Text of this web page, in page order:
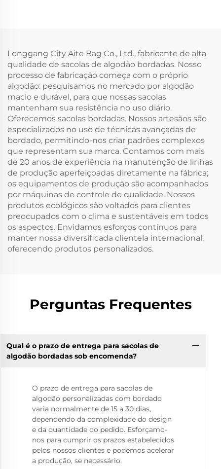
Publicidade
Transferência Térmica
para Presente
Longgang City Aite Bag Co., Ltd., fabricante de alta
qualidade de sacolas de algodão bordadas. Nosso
processo de fabricação começa com o próprio
algodão: pesquisamos no mercado por algodão
macio e durável, para que nossas sacolas
mantenham sua resistência no uso diário.
Oferecemos sacolas bordadas. Nossos artesãos são
especializados no uso de técnicas avançadas de
bordado, permitindo-nos criar padrões complexos
que representam sua marca. Contamos com mais
de 20 anos de experiência na manutenção de linhas
de produção aperfeiçoadas diretamente na fábrica;
os equipamentos de produção são acompanhados
por máquinas de controle de qualidade. Nossos
produtos ecológicos são voltados para clientes
preocupados com o clima e sustentáveis em todos
os aspectos. Envidamos esforços contínuos para
manter nossa diversificada clientela internacional,
oferecendo produtos personalizados.
Perguntas Frequentes
Qual é o prazo de entrega para sacolas de
algodão bordadas sob encomenda?
O prazo de entrega para sacolas de
algodão personalizadas com bordado
varia normalmente de 15 a 30 dias,
dependendo da complexidade do design
e da quantidade do pedido. Esforçamo-
nos para cumprir os prazos estabelecidos
pelos nossos clientes e podemos acelerar
a produção, se necessário.